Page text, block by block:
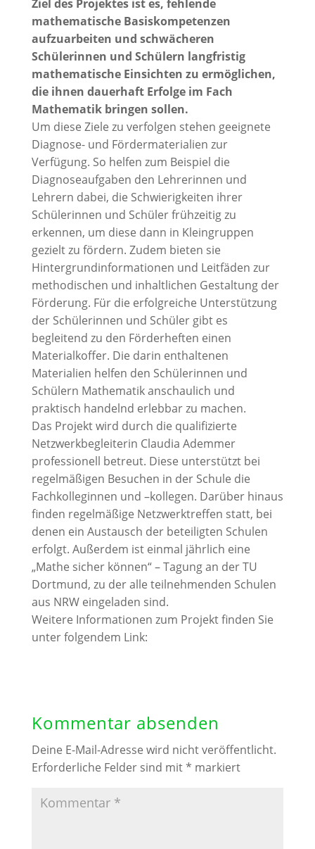
Ziel des Projektes ist es, fehlende
mathematische Basiskompetenzen
aufzuarbeiten und schwächeren
Schülerinnen und Schülern langfristig
mathematische Einsichten zu ermöglichen,
die ihnen dauerhaft Erfolge im Fach
Mathematik bringen sollen.
Um diese Ziele zu verfolgen stehen geeignete
Diagnose- und Fördermaterialien zur
Verfügung. So helfen zum Beispiel die
Diagnoseaufgaben den Lehrerinnen und
Lehrern dabei, die Schwierigkeiten ihrer
Schülerinnen und Schüler frühzeitig zu
erkennen, um diese dann in Kleingruppen
gezielt zu fördern. Zudem bieten sie
Hintergrundinformationen und Leitfäden zur
methodischen und inhaltlichen Gestaltung der
Förderung. Für die erfolgreiche Unterstützung
der Schülerinnen und Schüler gibt es
begleitend zu den Förderheften einen
Materialkoffer. Die darin enthaltenen
Materialien helfen den Schülerinnen und
Schülern Mathematik anschaulich und
praktisch handelnd erlebbar zu machen.
Das Projekt wird durch die qualifizierte
Netzwerkbegleiterin Claudia Ademmer
professionell betreut. Diese unterstützt bei
regelmäßigen Besuchen in der Schule die
Fachkolleginnen und –kollegen. Darüber hinaus
finden regelmäßige Netzwerktreffen statt, bei
denen ein Austausch der beteiligten Schulen
erfolgt. Außerdem ist einmal jährlich eine
„Mathe sicher können“ – Tagung an der TU
Dortmund, zu der alle teilnehmenden Schulen
aus NRW eingeladen sind.
Weitere Informationen zum Projekt finden Sie
unter folgendem Link:
Kommentar absenden
Deine E-Mail-Adresse wird nicht veröffentlicht.
Erforderliche Felder sind mit* markiert